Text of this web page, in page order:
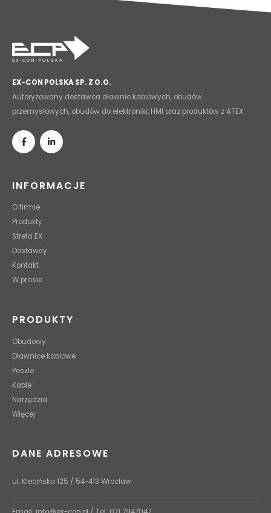
EX-CON POLSKA SP. Z O.O.
Autoryzowany dostawca dławnic kablowych, obudów
przemysłowych, obudów do elektroniki, HMI oraz produktów z ATEX
INFORMACJE
O firmie
Produkty
Strefa EX
Dostawcy
Kontakt
W prasie
PRODUKTY
Obudowy
Dławnice kablowe
Peszle
Kable
Narzędzia
Więcej
DANE ADRESOWE
ul. Klecińska 125 / 54-413 Wrocław